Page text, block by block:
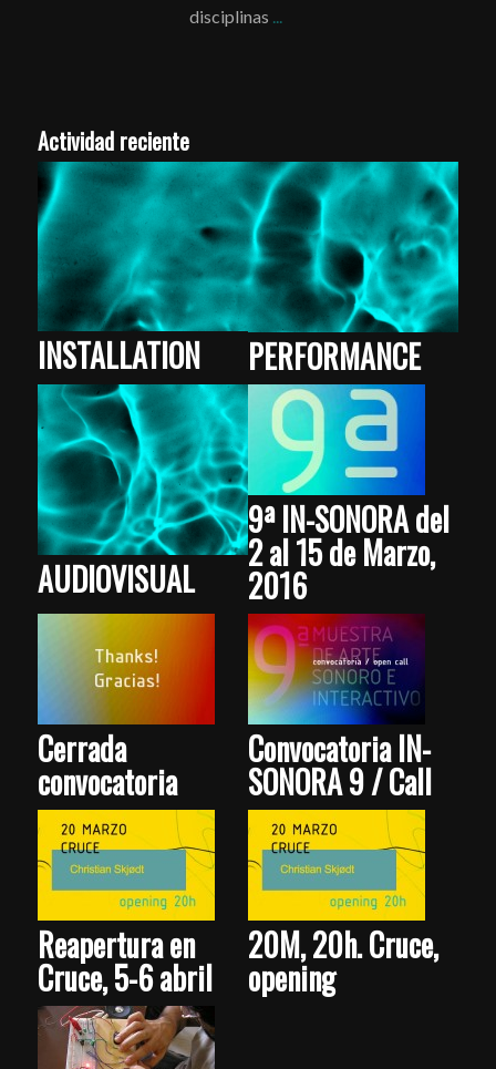
disciplinas ...
Actividad reciente
INSTALLATION PERFORMANCE
AUDIOVISUAL
9ª IN-SONORA del
2 al 15 de Marzo,
2016
Cerrada
convocatoria
Convocatoria IN-
SONORA 9 / Call
Reapertura en
Cruce, 5-6 abril
20M, 20h. Cruce,
opening